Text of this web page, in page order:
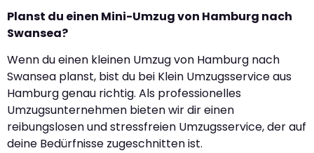
Planst du einen Mini-Umzug von Hamburg nach
Swansea?
Wenn du einen kleinen Umzug von Hamburg nach
Swansea planst, bist du bei Klein Umzugsservice aus
Hamburg genau richtig. Als professionelles
Umzugsunternehmen bieten wir dir einen
reibungslosen und stressfreien Umzugsservice, der auf
deine Bedürfnisse zugeschnitten ist.